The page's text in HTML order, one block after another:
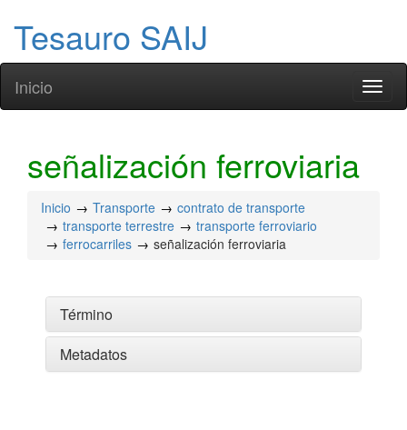
Tesauro SAIJ
Inicio
señalización ferroviaria
Inicio Transporte
contrato de transporte
transporte terrestre
transporte ferroviario
ferrocarriles
señalización ferroviaria
Término
Metadatos